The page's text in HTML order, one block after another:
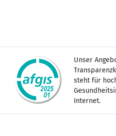
Unser
steht für
Internet.